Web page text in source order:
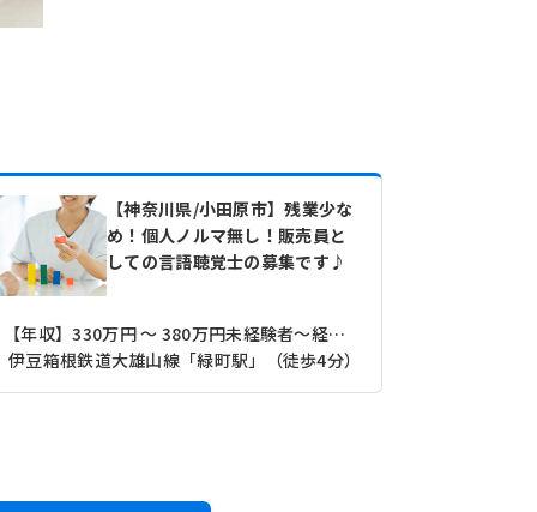
【神奈川県/小田原市】残業少な
め！個人ノルマ無し！販売員と
しての言語聴覚士の募集です♪
【年収】330万円 ～ 380万円未経験者～経験者モデル
伊豆箱根鉄道大雄山線「緑町駅」（徒歩4分）